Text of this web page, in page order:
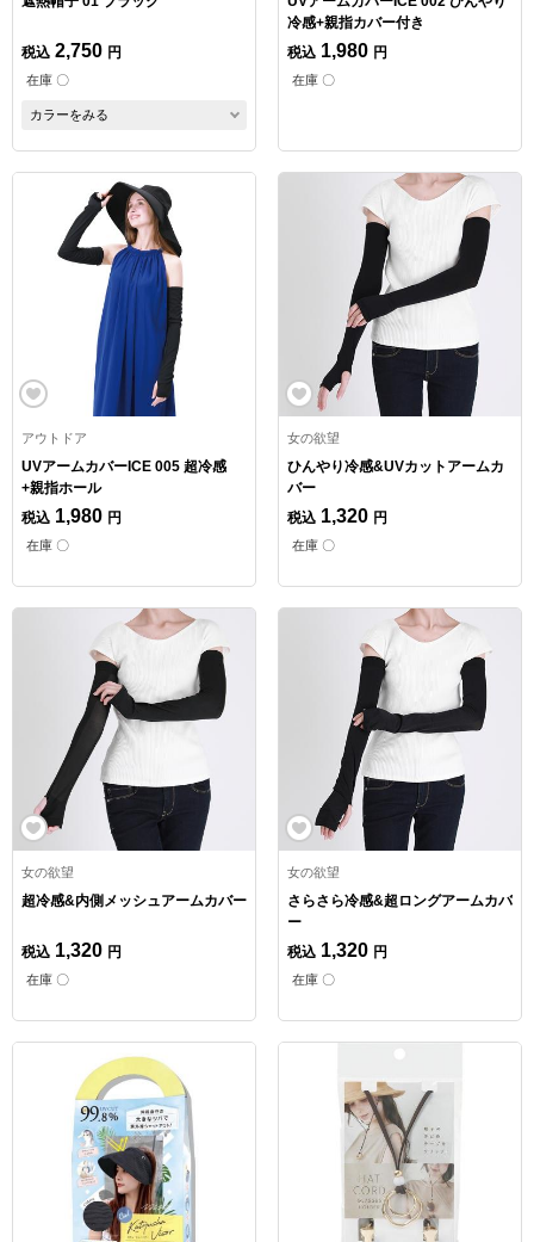
税込 2,750 円
在庫 〇
カラーをみる
冷感+親指カバー付き
税込 1,980 円
在庫 〇
アウトドア
UVアームカバーICE 005 超冷感
+親指ホール
税込 1,980 円
在庫 〇
女の欲望
ひんやり冷感&UVカットアームカ
バー
税込 1,320 円
在庫 〇
女の欲望
超冷感&内側メッシュアームカバー
税込 1,320 円
在庫 〇
女の欲望
さらさら冷感&超ロングアームカバ
ー
税込 1,320 円
在庫 〇